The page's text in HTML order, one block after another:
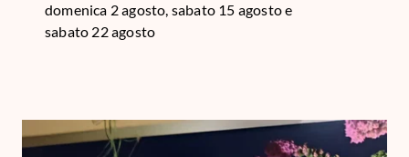
domenica 2 agosto, sabato 15 agosto e
sabato 22 agosto